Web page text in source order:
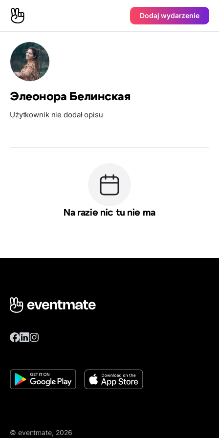
Dodaj wydarzenie
Элеонора Белинская
Użytkownik nie dodał opisu
Na razie nic tu nie ma
© eventmate, 2026